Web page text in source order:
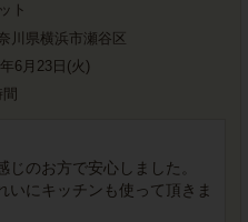
ト
川県横浜市瀬谷区
6月23日(火)
のお方で安心しました。
いにキッチンも使って頂きま